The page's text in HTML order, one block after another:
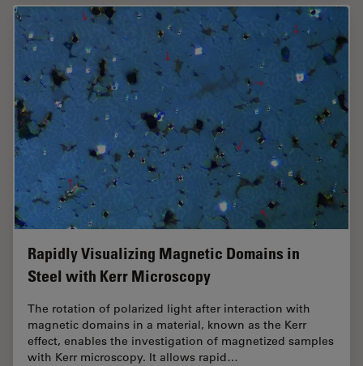
Rapidly Visualizing Magnetic Domains in
Steel with Kerr Microscopy
The rotation of polarized light after interaction with
magnetic domains in a material, known as the Kerr
effect, enables the investigation of magnetized samples
with Kerr microscopy. It allows rapid…